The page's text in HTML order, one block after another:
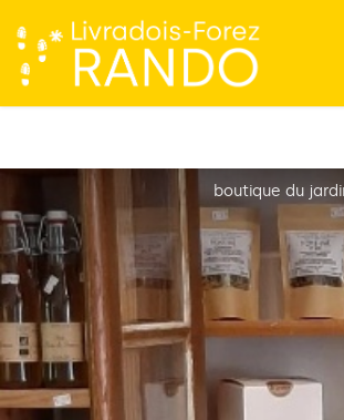
boutique du